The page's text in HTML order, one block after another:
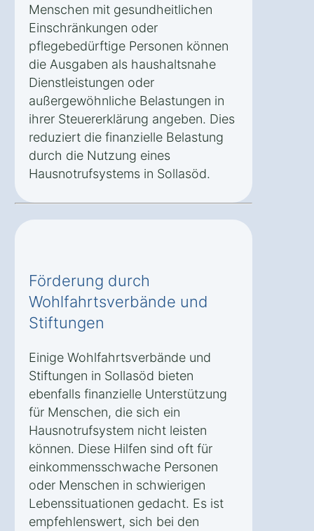
Menschen mit gesundheitlichen
Einschränkungen oder
pflegebedürftige Personen können
die Ausgaben als haushaltsnahe
Dienstleistungen oder
außergewöhnliche Belastungen in
ihrer Steuererklärung angeben. Dies
reduziert die finanzielle Belastung
durch die Nutzung eines
Hausnotrufsystems in Sollasöd.
Förderung durch
Wohlfahrtsverbände und
Stiftungen
Einige Wohlfahrtsverbände und
Stiftungen in Sollasöd bieten
ebenfalls finanzielle Unterstützung
für Menschen, die sich ein
Hausnotrufsystem nicht leisten
können. Diese Hilfen sind oft für
einkommensschwache Personen
oder Menschen in schwierigen
Lebenssituationen gedacht. Es ist
empfehlenswert, sich bei den